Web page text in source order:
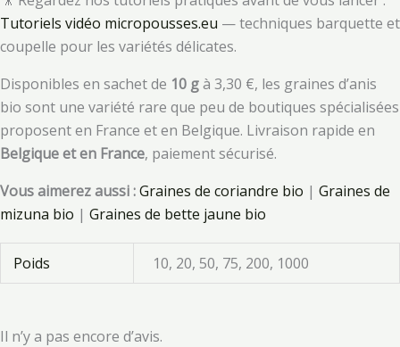
Tutoriels vidéo micropousses.eu — techniques barquette et
coupelle pour les variétés délicates.
Disponibles en sachet de 10 gà 3,30 €, les graines d’anis
bio sont une variété rare que peu de boutiques spécialisées
proposent en France et en Belgique. Livraison rapide en
Belgique et en France, paiement sécurisé.
Vous aimerez aussi :Graines de coriandre bio | Graines de
mizuna bio | Graines de bette jaune bio
Poids 10, 20, 50, 75, 200, 1000
Il n’y a pas encore d’avis.